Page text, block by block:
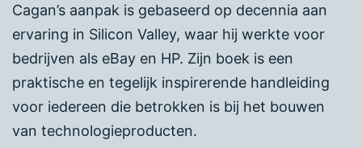
Cagan’s aanpak is gebaseerd op decennia aan
ervaring in Silicon Valley, waar hij werkte voor
bedrijven als eBay en HP. Zijn boek is een
praktische en tegelijk inspirerende handleiding
voor iedereen die betrokken is bij het bouwen
van technologieproducten.